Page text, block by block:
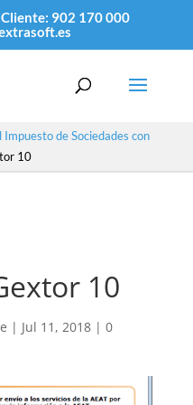
902 170 000
de Sociedades con
10
10
| Jul 11, 2018| 0